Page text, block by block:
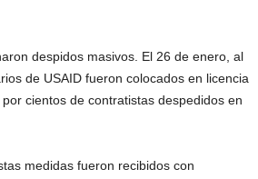
despidos masivos. El 26 de enero, al
de USAID fueron colocados en licencia
cientos de contratistas despedidos en
medidas fueron recibidos con